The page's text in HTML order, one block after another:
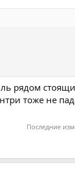
рядом
тоже не
Последние